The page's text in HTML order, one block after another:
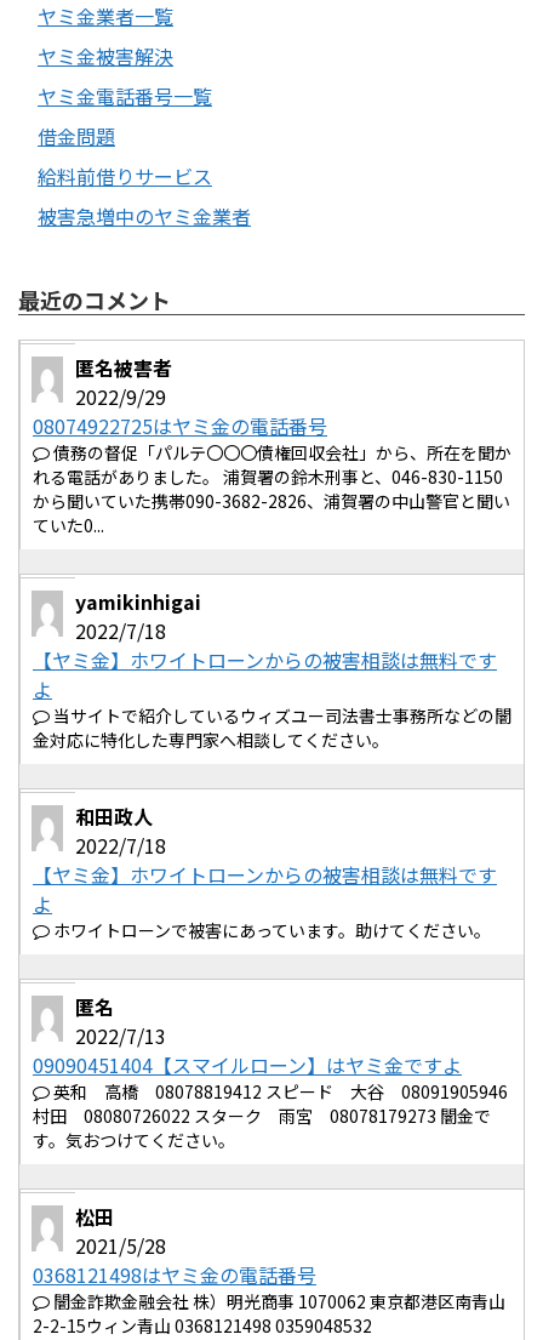
ヤミ金業者一覧
ヤミ金被害解決
ヤミ金電話番号一覧
借金問題
給料前借りサービス
被害急増中のヤミ金業者
最近のコメント
匿名被害者
2022/9/29
08074922725はヤミ金の電話番号
債務の督促「パルテ〇〇〇債権回収会社」から、所在を聞か
れる電話がありました。 浦賀署の鈴木刑事と、046-830-1150
から聞いていた携帯090-3682-2826、浦賀署の中山警官と聞い
ていた0...
yamikinhigai
2022/7/18
【ヤミ金】ホワイトローンからの被害相談は無料です
よ
当サイトで紹介しているウィズユー司法書士事務所などの闇
金対応に特化した専門家へ相談してください。
和田政人
2022/7/18
【ヤミ金】ホワイトローンからの被害相談は無料です
よ
ホワイトローンで被害にあっています。助けてください。
匿名
2022/7/13
09090451404【スマイルローン】はヤミ金ですよ
英和 高橋 08078819412 スピード 大谷 08091905946
村田 08080726022 スターク 雨宮 08078179273 闇金で
す。気おつけてください。
松田
2021/5/28
0368121498はヤミ金の電話番号
闇金詐欺金融会社 株）明光商事 1070062 東京都港区南青山
2-2-15ウィン青山 0368121498 0359048532